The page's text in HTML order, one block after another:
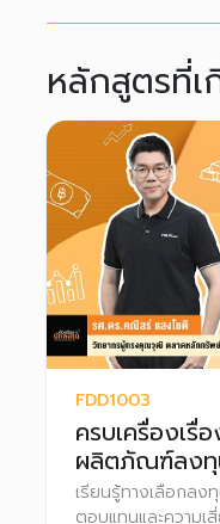
หลักสูตรที่เ
FDD1003
ครบเครื่องเ
ผลิตภัณฑ์ลง
เรียนรู้ทางเลือกลง
ตอบแทนและความ